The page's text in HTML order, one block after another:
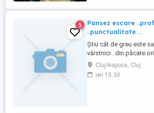
ajutorului pentru
5
Pansez escare
..punctualitate ..
Știu cât de greu este
vârstnici ..din păcate
dacă sunt la pat se
sunt aici sa va ajut la
Cluj-Napoca, Cluj
ieri 15:30